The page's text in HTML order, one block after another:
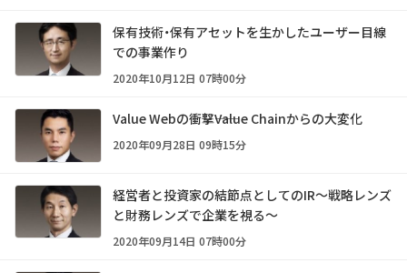
保有技術・保有アセットを生かしたユーザー目線
での事業作り
2020年10月12日 07時00分
Value Webの衝撃――Value Chainからの大変化
2020年09月28日 09時15分
経営者と投資家の結節点としてのIR～戦略レンズ
と財務レンズで企業を視る～
2020年09月14日 07時00分